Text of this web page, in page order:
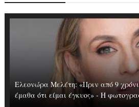
Ελεονώρα Μελέτη: «Πριν από 9
έμαθα ότι είμαι έγκυος» - Η